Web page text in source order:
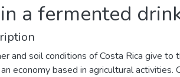
a fermented
and soil conditions of Costa Rica give to
economy based in agricultural activities.